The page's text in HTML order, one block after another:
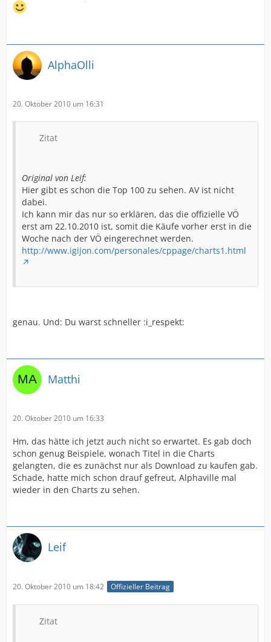
AlphaOlli
20. Oktober 2010 um 16:31
Zitat
Original von Leif:
Hier gibt es schon die Top 100 zu sehen. AV ist nicht
dabei.
Ich kann mir das nur so erklären, das die offizielle VÖ
erst am 22.10.2010 ist, somit die Käufe vorher erst in die
Woche nach der VÖ eingerechnet werden.
http://www.igijon.com/personales/cppage/charts1.html
genau. Und: Du warst schneller :i_respekt:
Matthi
20. Oktober 2010 um 16:33
Hm, das hätte ich jetzt auch nicht so erwartet. Es gab doch
schon genug Beispiele, wonach Titel in die Charts
gelangten, die es zunächst nur als Download zu kaufen gab.
Schade, hatte mich schon drauf gefreut, Alphaville mal
wieder in den Charts zu sehen.
Leif
20. Oktober 2010 um 18:42 Offizieller Beitrag
Zitat